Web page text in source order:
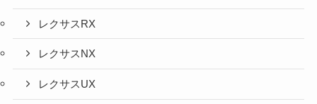
レクサスRX
レクサスNX
レクサスUX